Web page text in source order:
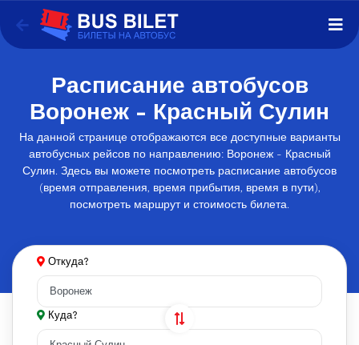
Расписание автобусов
Воронеж - Красный Сулин
На данной странице отображаются все доступные варианты
автобусных рейсов по направлению: Воронеж - Красный
Сулин. Здесь вы можете посмотреть расписание автобусов
(время отправления, время прибытия, время в пути),
посмотреть маршрут и стоимость билета.
Откуда?
Куда?